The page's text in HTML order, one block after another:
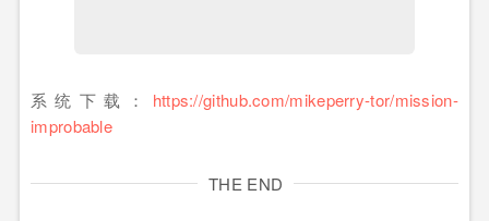
系统下载： https://github.com/mikeperry-tor/mission-
improbable
THE END